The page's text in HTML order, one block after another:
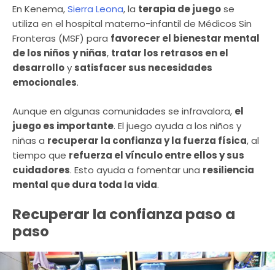
En Kenema,Sierra Leona, la terapia de juegose
utiliza en el hospital materno-infantil de Médicos Sin
Fronteras (MSF) para favorecer el bienestar mental
de los niños y niñas, tratar los retrasos en el
desarrolloy satisfacer sus necesidades
emocionales.
Aunque en algunas comunidades se infravalora, el
juego es importante. El juego ayuda a los niños y
niñas a recuperar la confianza y la fuerza física, al
tiempo que refuerza el vínculo entre ellos y sus
cuidadores. Esto ayuda a fomentar una resiliencia
mental que dura toda la vida.
Recuperar la confianza paso a
paso